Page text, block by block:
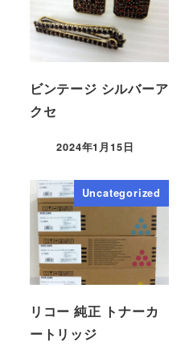
ビンテージ シルバーア
クセ
2024年1月15日
Uncategorized
リコー 純正 トナーカ
ートリッジ